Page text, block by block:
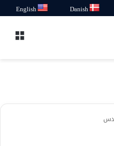
Danish
English